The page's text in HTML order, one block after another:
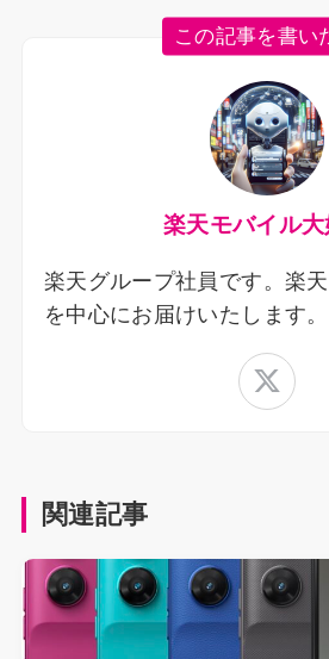
この記事を書い
楽天モバイル大
楽天グループ社員です。楽
を中心にお届けいたします。
関連記事